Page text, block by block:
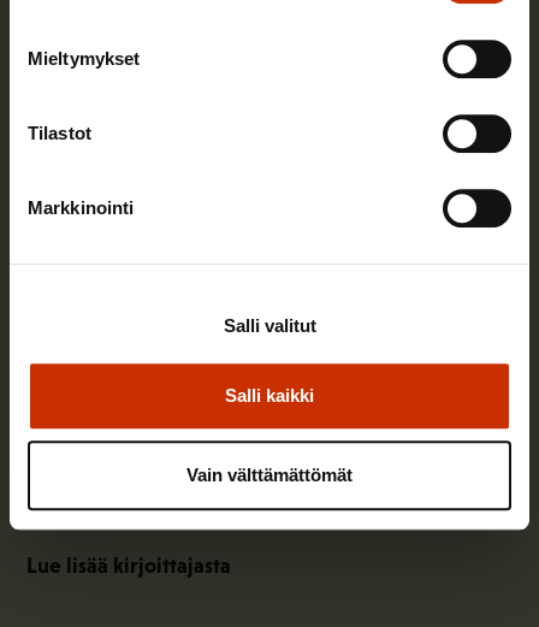
Mieltymykset
Tilastot
Markkinointi
Salli kaikki
Salli valitut
Vain välttämättömät
Lue lisää kirjoittajasta